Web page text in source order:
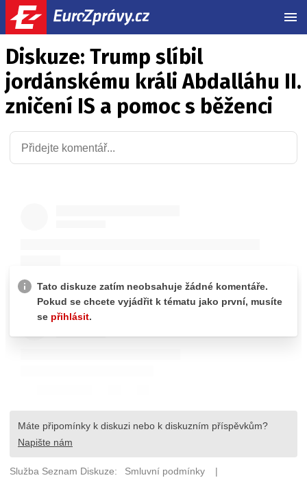
Diskuze: Trump slíbil
jordánskému králi Abdalláhu II.
zničení IS a pomoc s běženci